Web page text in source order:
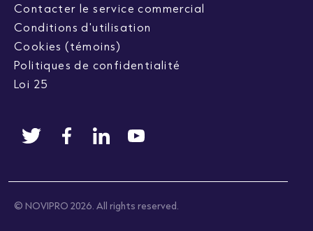
Contacter le service commercial
Conditions d'utilisation
Cookies (témoins)
Politiques de confidentialité
Loi 25
© NOVIPRO 2026. All rights reserved.